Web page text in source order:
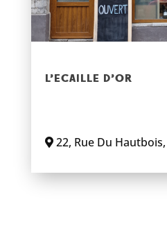
L’ECAILLE D’OR
22, Rue Du Hautbois,